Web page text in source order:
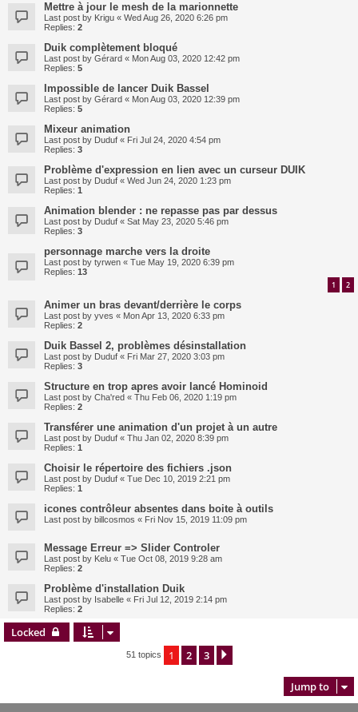
Mettre à jour le mesh de la marionnette
Last post by Krigu « Wed Aug 26, 2020 6:26 pm
Replies: 2
Duik complètement bloqué
Last post by Gérard « Mon Aug 03, 2020 12:42 pm
Replies: 5
Impossible de lancer Duik Bassel
Last post by Gérard « Mon Aug 03, 2020 12:39 pm
Replies: 5
Mixeur animation
Last post by Duduf « Fri Jul 24, 2020 4:54 pm
Replies: 3
Problème d'expression en lien avec un curseur DUIK
Last post by Duduf « Wed Jun 24, 2020 1:23 pm
Replies: 1
Animation blender : ne repasse pas par dessus
Last post by Duduf « Sat May 23, 2020 5:46 pm
Replies: 3
personnage marche vers la droite
Last post by tyrwen « Tue May 19, 2020 6:39 pm
Replies: 13
1 2
Animer un bras devant/derrière le corps
Last post by yves « Mon Apr 13, 2020 6:33 pm
Replies: 2
Duik Bassel 2, problèmes désinstallation
Last post by Duduf « Fri Mar 27, 2020 3:03 pm
Replies: 3
Structure en trop apres avoir lancé Hominoid
Last post by Cha'red « Thu Feb 06, 2020 1:19 pm
Replies: 2
Transférer une animation d'un projet à un autre
Last post by Duduf « Thu Jan 02, 2020 8:39 pm
Replies: 1
Choisir le répertoire des fichiers .json
Last post by Duduf « Tue Dec 10, 2019 2:21 pm
Replies: 1
icones contrôleur absentes dans boite à outils
Last post by billcosmos « Fri Nov 15, 2019 11:09 pm
Message Erreur => Slider Controler
Last post by Kelu « Tue Oct 08, 2019 9:28 am
Replies: 2
Problème d'installation Duik
Last post by Isabelle « Fri Jul 12, 2019 2:14 pm
Replies: 2
Locked
51 topics 1 2 3
Jump to